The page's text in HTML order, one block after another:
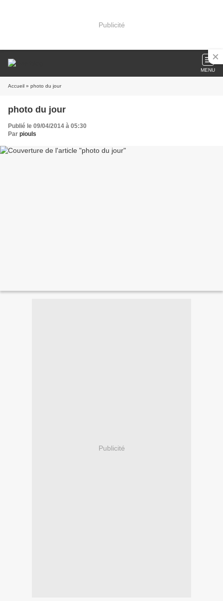
Publicité
MENU
Accueil » photo du jour
photo du jour
Publié le 09/04/2014 à 05:30
Par piouls
Publicité